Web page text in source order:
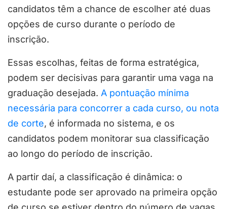
candidatos têm a chance de escolher até duas
opções de curso durante o período de
inscrição.
Essas escolhas, feitas de forma estratégica,
podem ser decisivas para garantir uma vaga na
graduação desejada. A pontuação mínima
necessária para concorrer a cada curso, ou nota
de corte, é informada no sistema, e os
candidatos podem monitorar sua classificação
ao longo do período de inscrição.
A partir daí, a classificação é dinâmica: o
estudante pode ser aprovado na primeira opção